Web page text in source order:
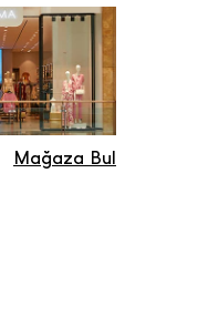
Mağaza Bul